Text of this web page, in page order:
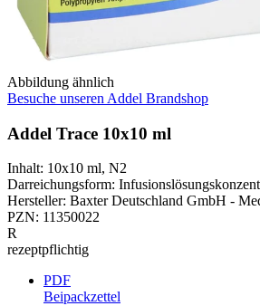
Abbildung ähnlich
Besuche unseren Addel Brandshop
Addel Trace 10x10 ml
Inhalt: 10x10 ml, N2
Darreichungsform:
Hersteller: Baxter Deutschland GmbH -
PZN: 11350022
R
rezeptpflichtig
PDF
Beipackzettel